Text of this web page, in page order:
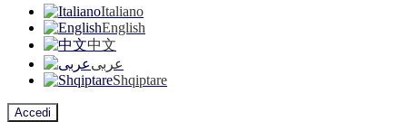
Italiano
English
中文
عربى
Shqiptare
Accedi